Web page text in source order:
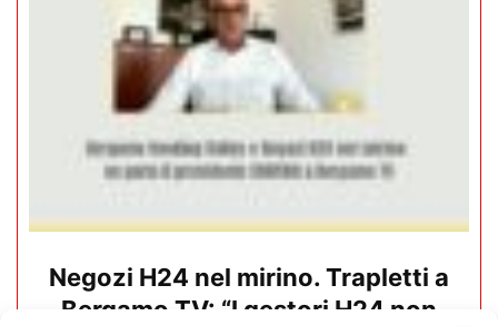
Negozi H24 nel mirino. Trapletti a
Bergamo TV: “I gestori H24 non